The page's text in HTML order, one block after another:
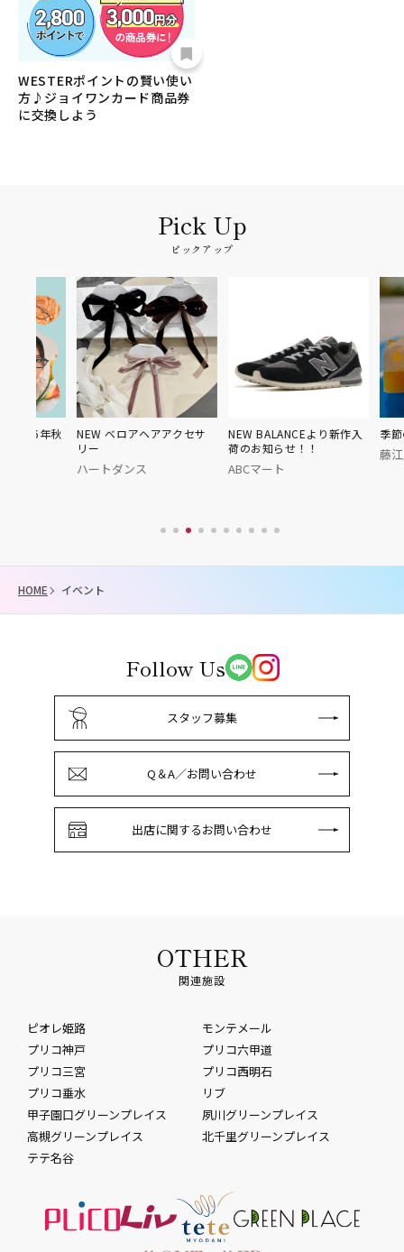
WESTERポイントの賢い使い
方♪ジョイワンカード商品券
に交換しよう
ピックアップ
NEW ベロアヘアアクセサ
ハートダンス
NEW BALANCEより新作入
荷のお知らせ！！
ABCマート
季節の棹菓
藤江屋分大
HOME イベント
Follow Us
スタッフ募集
Q＆A／お問い合わせ
出店に関するお問い合わせ
OTHER
関連施設
ピオレ姫路
モンテメール
プリコ神戸
プリコ六甲道
プリコ三宮
プリコ西明石
プリコ垂水
リブ
甲子園口グリーンプレイス
夙川グリーンプレイス
高槻グリーンプレイス
北千里グリーンプレイス
テテ名谷